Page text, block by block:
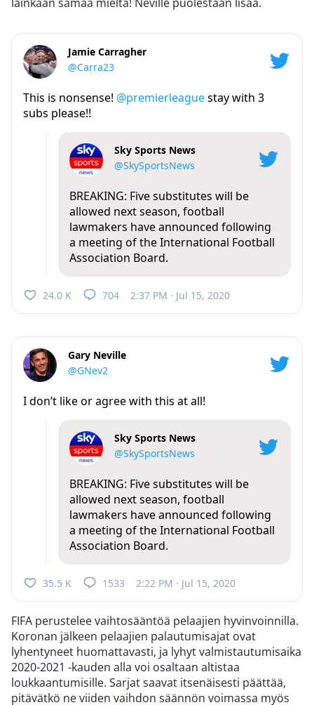
lainkaan samaa mieltä! Neville puolestaan lisää.
Jamie Carragher
@Carra23
This is nonsense! @premierleaguestay with 3
subs please!!
Sky Sports News
@SkySportsNews
BREAKING: Five substitutes will be
allowed next season, football
lawmakers have announced following
a meeting of the International Football
Association Board.
24.0 K 704 2:37 PM · Jul 15, 2020
Gary Neville
@GNev2
I don’t like or agree with this at all!
Sky Sports News
@SkySportsNews
BREAKING: Five substitutes will be
allowed next season, football
lawmakers have announced following
a meeting of the International Football
Association Board.
35.5 K 1533 2:22 PM · Jul 15, 2020
FIFA perustelee vaihtosääntöä pelaajien hyvinvoinnilla.
Koronan jälkeen pelaajien palautumisajat ovat
lyhentyneet huomattavasti, ja lyhyt valmistautumisaika
2020-2021 -kauden alla voi osaltaan altistaa
loukkaantumisille. Sarjat saavat itsenäisesti päättää,
pitävätkö ne viiden vaihdon säännön voimassa myös